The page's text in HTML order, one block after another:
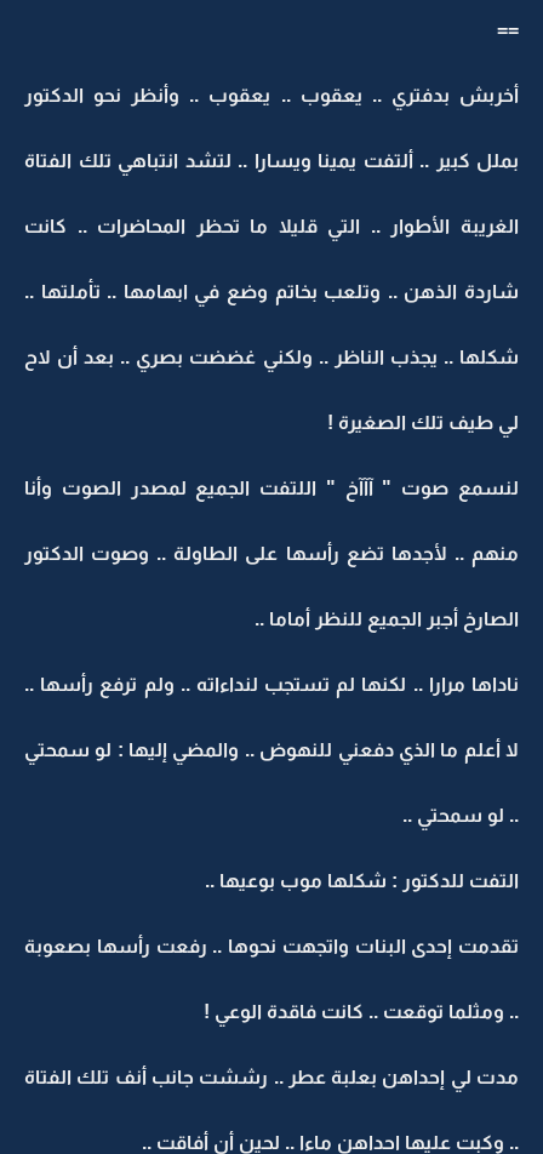
==
أخربش بدفتري .. يعقوب .. يعقوب .. وأنظر نحو الدكتور
بملل كبير .. ألتفت يمينا ويسارا .. لتشد انتباهي تلك الفتاة
الغريبة الأطوار .. التي قليلا ما تحظر المحاضرات .. كانت
شاردة الذهن .. وتلعب بخاتم وضع في ابهامها .. تأملتها ..
شكلها .. يجذب الناظر .. ولكني غضضت بصري .. بعد أن لاح
لي طيف تلك الصغيرة !
لنسمع صوت " آآآخ " اللتفت الجميع لمصدر الصوت وأنا
منهم .. لأجدها تضع رأسها على الطاولة .. وصوت الدكتور
الصارخ أجبر الجميع للنظر أماما ..
ناداها مرارا .. لكنها لم تستجب لنداءاته .. ولم ترفع رأسها ..
لا أعلم ما الذي دفعني للنهوض .. والمضي إليها : لو سمحتي
.. لو سمحتي ..
التفت للدكتور : شكلها موب بوعيها ..
تقدمت إحدى البنات واتجهت نحوها .. رفعت رأسها بصعوبة
.. ومثلما توقعت .. كانت فاقدة الوعي !
مدت لي إحداهن بعلبة عطر .. رششت جانب أنف تلك الفتاة
.. وكبت عليها احداهن ماءا .. لحين أن أفاقت ..